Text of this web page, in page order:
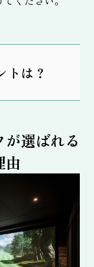
トは？
選ばれる
由